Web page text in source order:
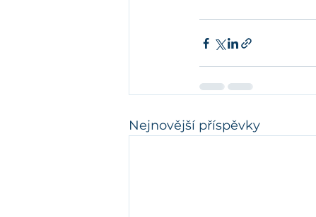
Nejnovější příspěvky